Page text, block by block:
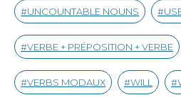
UNCOUNTABLE NOUNS
VERBE + PRÉPOSITION + VERBE
VERBS MODAUX WILL